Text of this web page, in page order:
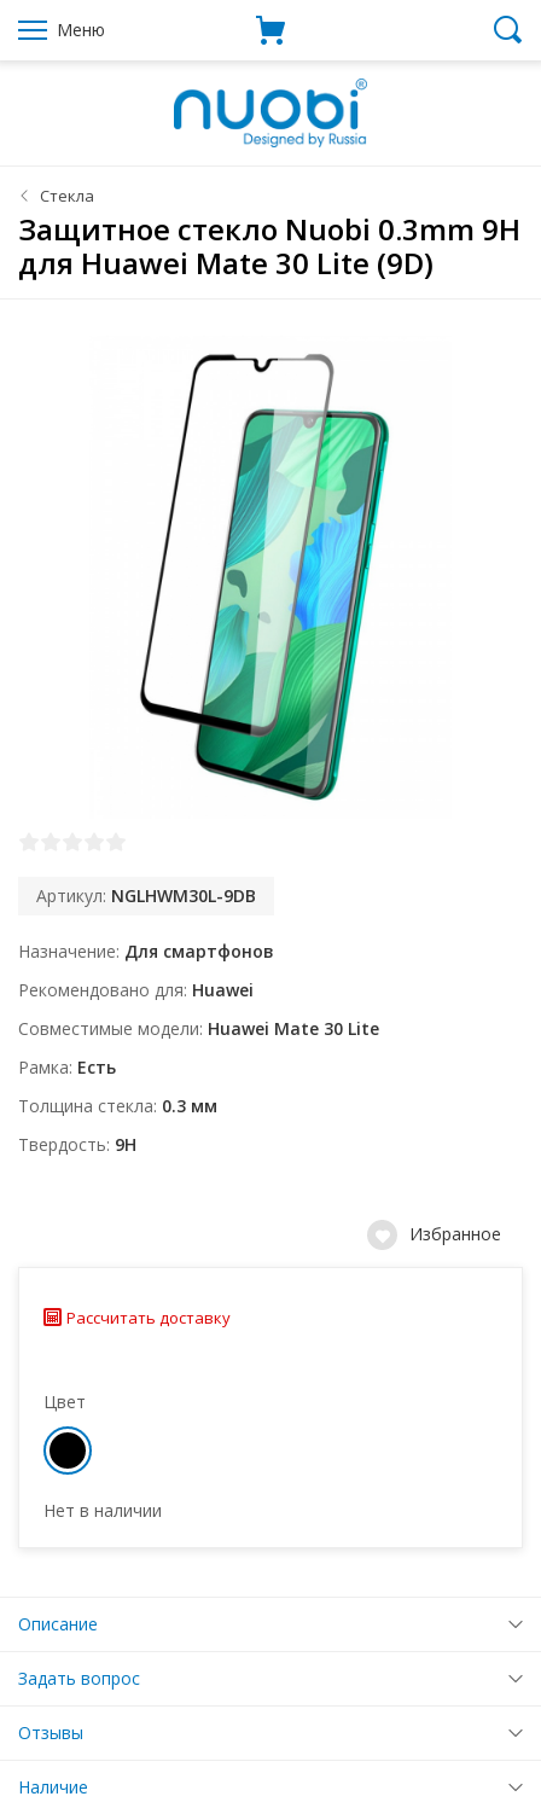
Меню
Стекла
Защитное стекло Nuobi 0.3mm 9H
для Huawei Mate 30 Lite (9D)
Артикул: NGLHWM30L-9DB
Назначение Для смартфонов
Рекомендовано для Huawei
Совместимые модели Huawei Mate 30 Lite
Рамка Есть
Толщина стекла 0.3 мм
Твердость 9H
Избранное
Рассчитать доставку
Цвет
Нет в наличии
Описание
Задать вопрос
Отзывы
Наличие